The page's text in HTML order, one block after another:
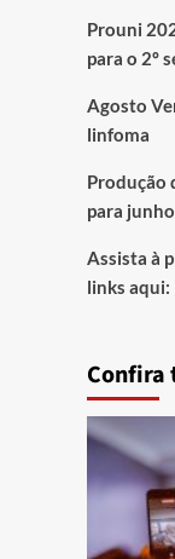
Prouni
para o 2º
Agosto
linfoma
Produção
para junho
Assista à
links aqui:
Confira